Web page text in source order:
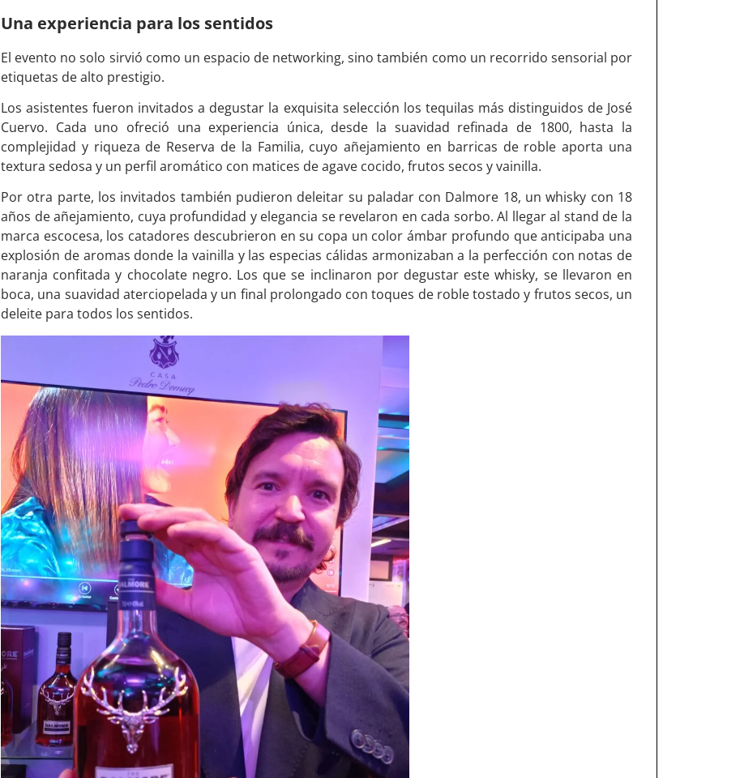
Una experiencia para los sentidos
El evento no solo sirvió como un espacio de networking, sino también como un recorrido sensorial por
etiquetas de alto prestigio.
Los asistentes fueron invitados a degustar la exquisita selección los tequilas más distinguidos de José
Cuervo. Cada uno ofreció una experiencia única, desde la suavidad refinada de 1800, hasta la
complejidad y riqueza de Reserva de la Familia, cuyo añejamiento en barricas de roble aporta una
textura sedosa y un perfil aromático con matices de agave cocido, frutos secos y vainilla.
Por otra parte, los invitados también pudieron deleitar su paladar con Dalmore 18, un whisky con 18
años de añejamiento, cuya profundidad y elegancia se revelaron en cada sorbo. Al llegar al stand de la
marca escocesa, los catadores descubrieron en su copa un color ámbar profundo que anticipaba una
explosión de aromas donde la vainilla y las especias cálidas armonizaban a la perfección con notas de
naranja confitada y chocolate negro. Los que se inclinaron por degustar este whisky, se llevaron en
boca, una suavidad aterciopelada y un final prolongado con toques de roble tostado y frutos secos, un
deleite para todos los sentidos.